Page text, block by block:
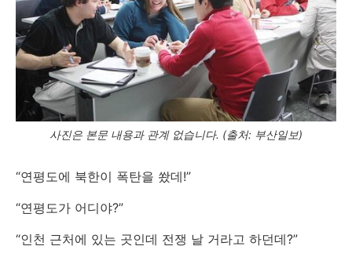
사진은 본문 내용과 관계 없습니다. (출처: 부산일보)
“연평도에 북한이 폭탄을 쐈데!”
“연평도가 어디야?”
“인천 근처에 있는 곳인데 전쟁 날 거라고 하던데?”